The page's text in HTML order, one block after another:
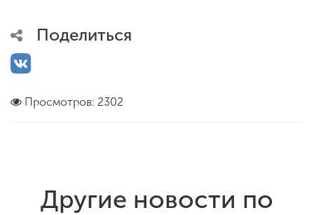
Поделиться
Просмотров: 2302
Другие новости по